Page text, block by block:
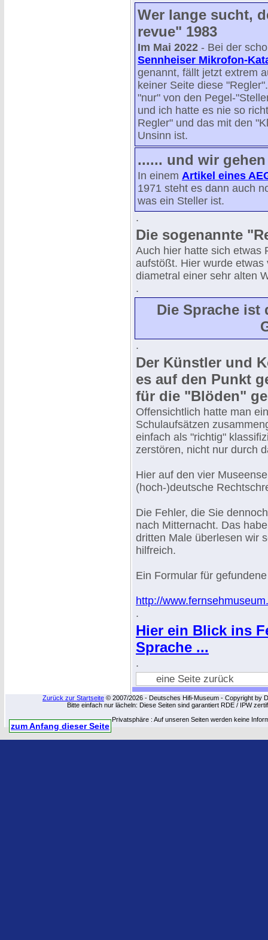
Wer lange sucht,
revue" 1983
Im Mai 2022 - Bei der
Sennheiser Mikrofon-
genannt, fällt jetzt extrem
keiner Seite diese
"nur" von den Pegel-
und ich hatte es nie so
Regler" und das mit den
Unsinn ist.
...... und wir
In einem Artikel eines
1971 steht es dann auch
was ein Steller ist.
.
Die sogenannte
Auch hier hatte sich etwas
aufstößt. Hier wurde
diametral einer sehr alten
.
Die Sprache ist
.
Der Künstler und
es auf den Punkt
für die "Blöden"
Offensichtlich hatte man
Schulaufsätzen
einfach als "richtig"
zerstören, nicht nur durch
Hier auf den vier
(hoch-)deutsche
Die Fehler, die Sie
nach Mitternacht. Das
dritten Male überlesen wir
hilfreich.
Ein Formular für
http://
.
Hier ein Blick ins
Sprache ...
.
eine Seite zurück
Zurück zur Startseite © 2007/2026 - Deutsches Hifi-Museum - Copyright by
Bitte einfach nur lächeln: Diese Seiten sind garantiert RDE / IPW
Privatsphäre : Auf unseren Seiten werden keine
zum Anfang dieser Seite